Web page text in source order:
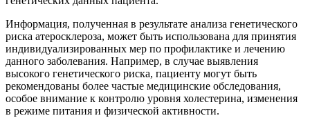
Информация, полученная в результате анализа генетического
риска атеросклероза, может быть использована для принятия
индивидуализированных мер по профилактике и лечению
данного заболевания. Например, в случае выявления
высокого генетического риска, пациенту могут быть
рекомендованы более частые медицинские обследования,
особое внимание к контролю уровня холестерина, изменения
в режиме питания и физической активности.